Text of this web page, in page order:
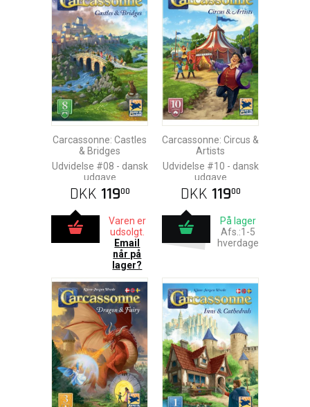
Carcassonne: Castles
& Bridges
Udvidelse #08 - dansk
udgave
DKK 11900
Varen er
udsolgt.
Email
når på
lager?
Carcassonne: Circus &
Artists
Udvidelse #10 - dansk
udgave
DKK 11900
På lager
Afs.:1-5
hverdage